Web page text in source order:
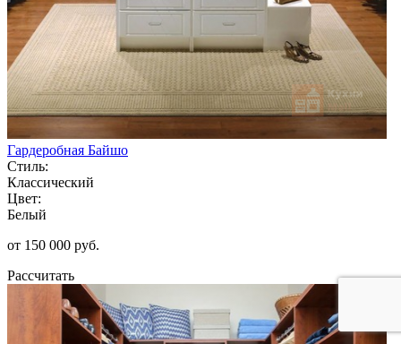
Гардеробная Байшо
Стиль:
Классический
Цвет:
Белый
от 150 000 руб.
Рассчитать